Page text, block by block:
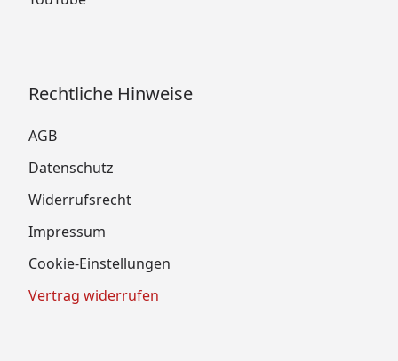
Rechtliche Hinweise
AGB
Datenschutz
Widerrufsrecht
Impressum
Cookie-Einstellungen
Vertrag widerrufen